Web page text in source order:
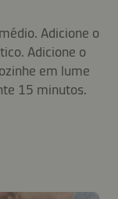
Adicione o
Adicione o
em lume
15 minutos.